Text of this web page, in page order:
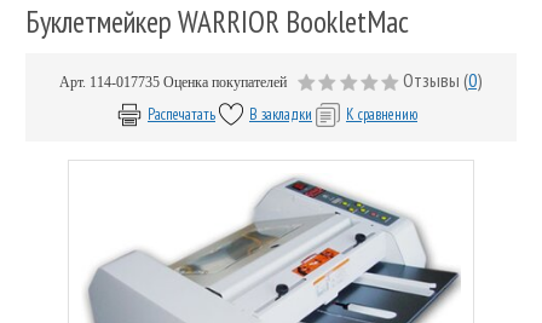
Буклетмейкер WARRIOR BookletMac
Арт. 114-017735 Оценка покупателей Отзывы (0)
Распечатать В закладки К сравнению